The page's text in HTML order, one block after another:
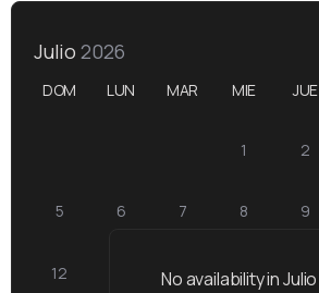
Julio 2026
DOM LUN MAR MIE JUE
1 2
5 6 7 8 9
12 14 15 16
No availability inJulio